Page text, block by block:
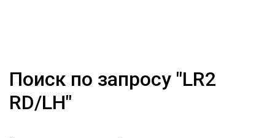
Поиск по запросу "LR2
RD/LH"